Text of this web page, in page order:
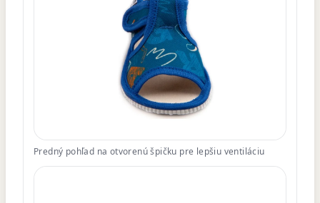
Predný pohľad na otvorenú špičku pre lepšiu ventiláciu